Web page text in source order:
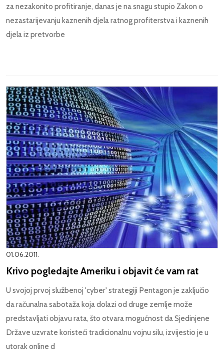
za nezakonito profitiranje, danas je na snagu stupio Zakon o
nezastarijevanju kaznenih djela ratnog profiterstva i kaznenih
djela iz pretvorbe
01.06.2011.
Krivo pogledajte Ameriku i objavit će vam rat
U svojoj prvoj službenoj 'cyber' strategiji Pentagon je zaključio
da računalna sabotaža koja dolazi od druge zemlje može
predstavljati objavu rata, što otvara mogućnost da Sjedinjene
Države uzvrate koristeći tradicionalnu vojnu silu, izvijestio je u
utorak online d